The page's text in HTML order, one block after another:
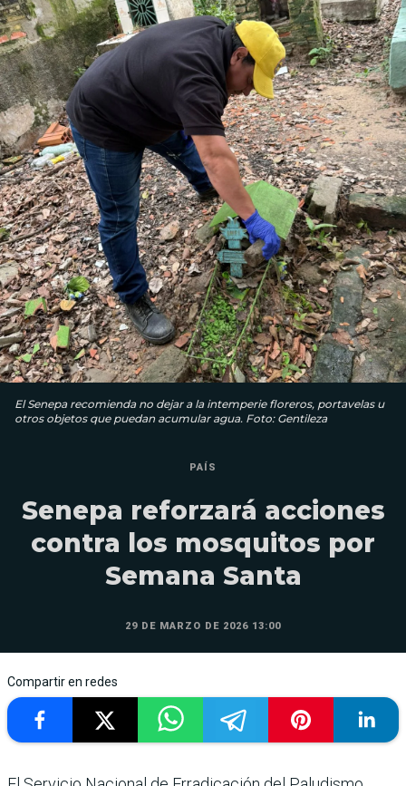
El Senepa recomienda no dejar a la intemperie floreros, portavelas u
otros objetos que puedan acumular agua. Foto: Gentileza
PAÍS
Senepa reforzará acciones
contra los mosquitos por
Semana Santa
29 DE MARZO DE 2026 13:00
Compartir en redes